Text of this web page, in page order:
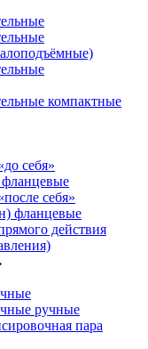
компактные
себя»
фланцевые
себя»
фланцевые
действия
ручные
пара